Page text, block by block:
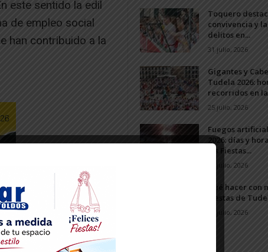
este sentido la edil
de empleo social
han contribuido a la
Toquero
convivencia y
delitos en...
31 julio, 2026
Gigantes y
Tudela 2026:
recorridos en
25 julio, 2026
Fuegos
2026: días y
las Fiestas...
24 julio, 2026
Qué hacer con
Fiestas de
23 julio, 2026